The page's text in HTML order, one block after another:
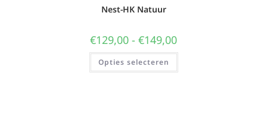
Nest-HK Natuur
€129,00 - €149,00
Opties selecteren